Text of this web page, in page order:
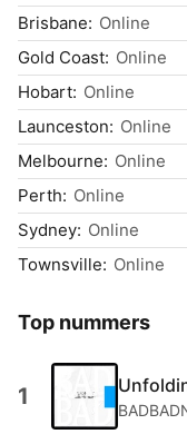
Brisbane: Online
Gold Coast: Online
Hobart: Online
Launceston: Online
Melbourne: Online
Perth: Online
Sydney: Online
Townsville: Online
Top nummers
1